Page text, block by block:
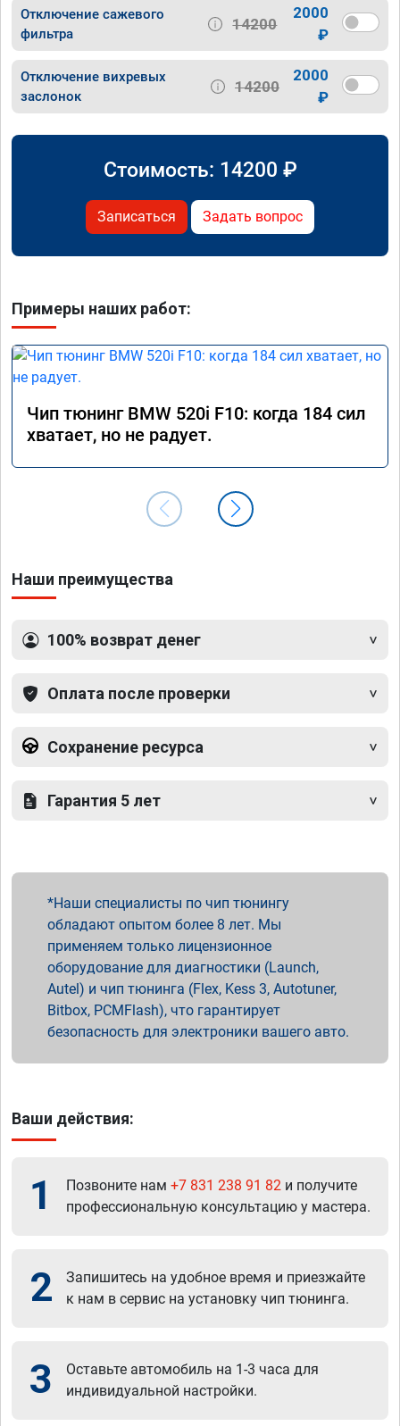
Отключение сажевого
фильтра
14200
2000
₽
Отключение вихревых
заслонок
14200
2000
₽
Стоимость: 14200 ₽
Записаться Задать вопрос
Примеры наших работ:
Чип тюнинг BMW 520i F10: когда 184 сил
хватает, но не радует.
Наши преимущества
100% возврат денег
Оплата после проверки
Сохранение ресурса
Гарантия 5 лет
Наши специалисты по чип тюнингу
обладают опытом более 8 лет. Мы
применяем только лицензионное
оборудование для диагностики (Launch,
Autel) и чип тюнинга (Flex, Kess 3, Autotuner,
Bitbox, PCMFlash), что гарантирует
безопасность для электроники вашего авто.
Ваши действия:
1 Позвоните нам +7 831 238 91 82 и получите
профессиональную консультацию у мастера.
2
Запишитесь на удобное время и приезжайте
к нам в сервис на установку чип тюнинга.
3
Оставьте автомобиль на 1-3 часа для
индивидуальной настройки.